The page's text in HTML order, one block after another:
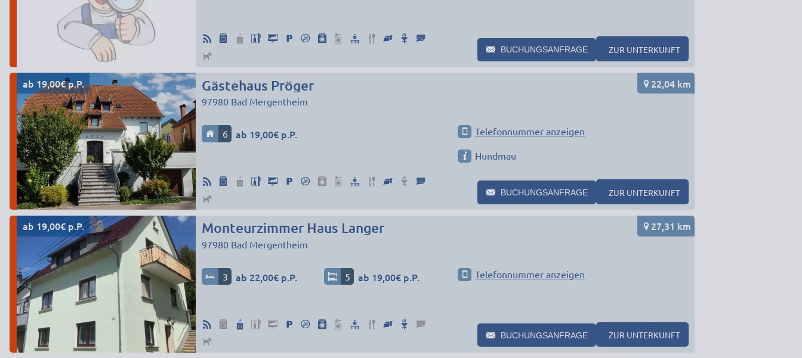
BUCHUNGSANFRAGE ZUR UNTERKUNFT
ab 19,00€ p.P. Gästehaus Pröger
97980 Bad Mergentheim
22,04 km
6 ab 19,00€ p.P. Telefonnummer anzeigen
Hundmau
BUCHUNGSANFRAGE ZUR UNTERKUNFT
ab 19,00€ p.P. Monteurzimmer Haus Langer
97980 Bad Mergentheim
27,31 km
3 ab 22,00€ p.P. 5 ab 19,00€ p.P. Telefonnummer anzeigen
BUCHUNGSANFRAGE ZUR UNTERKUNFT